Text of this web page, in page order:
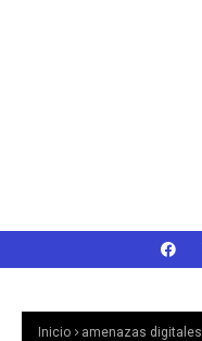
Inicio amenazas digitales